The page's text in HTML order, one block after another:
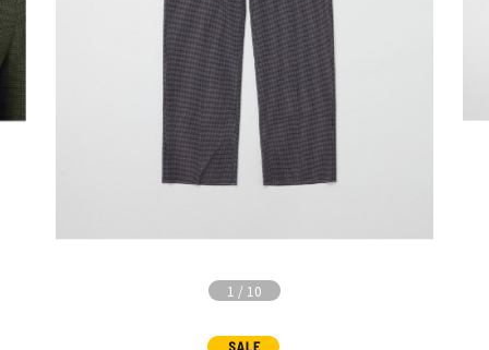
1 / 10